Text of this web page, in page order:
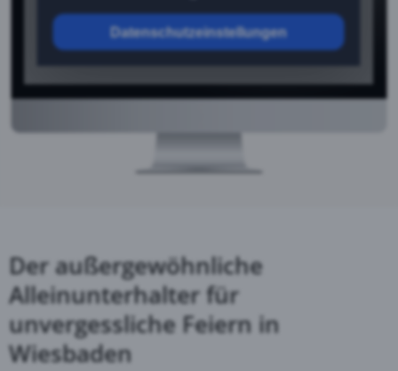
Datenschutzeinstellungen
Der außergewöhnliche
Alleinunterhalter für
unvergessliche Feiern in
Wiesbaden